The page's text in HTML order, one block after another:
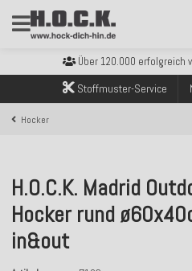
Kostenloser Versand innerhalb
Sicher bezahlen mit
Kostenloser Versand innerhalb
Über 120.000 erfolgreich
Sicher bezahlen mit
Kostenloser Versand innerhalb
Stoffmuster-Service
Hocker
H.O.C.K. Madrid
Hocker rund
in&out